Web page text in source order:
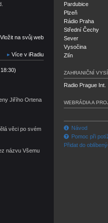
Vložit na svůj web
Více v iRadiu
Jiřího Ortena
věci po svém
názvu Všemu
Pardubice
Plzeň
Rádio Praha
Střední Čechy
Sever
Vysočina
Zlín
ZAHRANIČNÍ
Radio Prague Int.
WEBRÁDIA A
Návod
Pomoc při
Přidat do